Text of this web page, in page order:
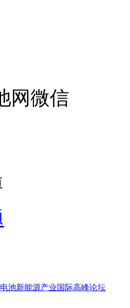
网微信
池新能源产业国际高峰论坛